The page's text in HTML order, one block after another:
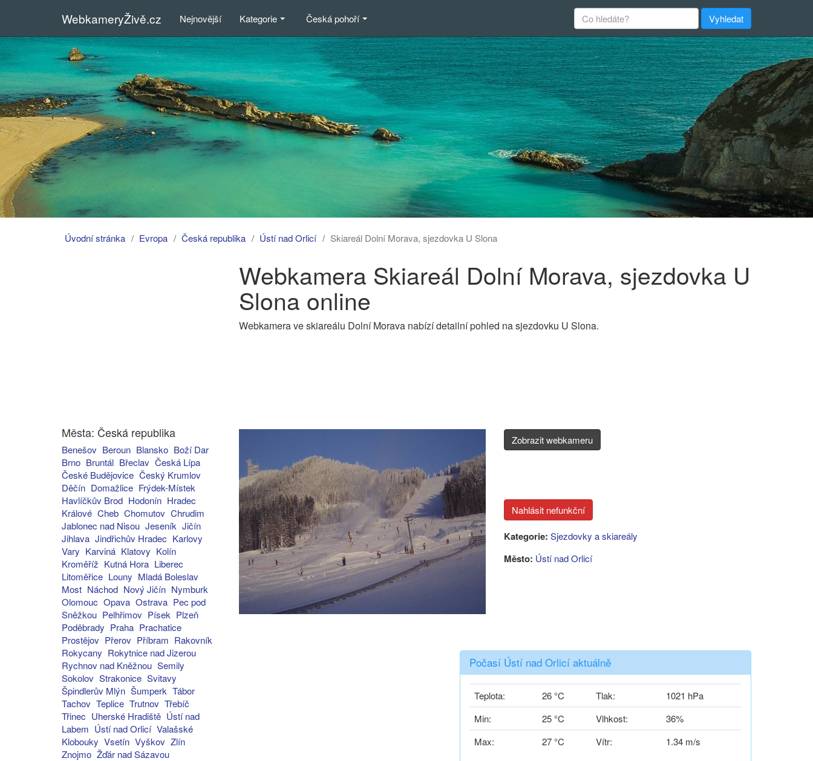
WebkameryŽivě.cz Nejnovější Kategorie Česká pohoří
Úvodní stránka Evropa Česká republika Ústí nad Orlicí Skiareál Dolní Morava, sjezdovka U Slona
Města: Česká republika
Benešov Beroun Blansko Boží Dar
Brno Bruntál Břeclav Česká Lípa
České Budějovice Český Krumlov
Děčín Domažlice Frýdek-Místek
Havlíčkův Brod Hodonín Hradec
Králové Cheb Chomutov Chrudim
Jablonec nad Nisou Jeseník Jičín
Jihlava Jindřichův Hradec Karlovy
Vary Karviná Klatovy Kolín
Kroměříž Kutná Hora Liberec
Litoměřice Louny Mladá Boleslav
Most Náchod Nový Jičín Nymburk
Olomouc Opava Ostrava Pec pod
Sněžkou Pelhřimov Písek Plzeň
Poděbrady Praha Prachatice
Prostějov Přerov Příbram Rakovník
Rokycany Rokytnice nad Jizerou
Rychnov nad Kněžnou Semily
Sokolov Strakonice Svitavy
Špindlerův Mlýn Šumperk Tábor
Tachov Teplice Trutnov Třebíč
Třinec Uherské Hradiště Ústí nad
Labem Ústí nad Orlicí Valašské
Klobouky Vsetín Vyškov Zlín
Znojmo Žďár nad Sázavou
Webkamera Skiareál Dolní Morava, sjezdovka U
Slona online
Webkamera ve skiareálu Dolní Morava nabízí detailní pohled na sjezdovku U Slona.
Zobrazit webkameru
Kategorie: Sjezdovky a skiareály
Město: Ústí nad Orlicí
Počasí Ústí nad Orlicí aktuálně
Teplota: 26 °C Tlak:
1021 hPa
Min:
25 °C Vlhkost:
36%
Max:
27 °C Vítr: 1.34 m/s